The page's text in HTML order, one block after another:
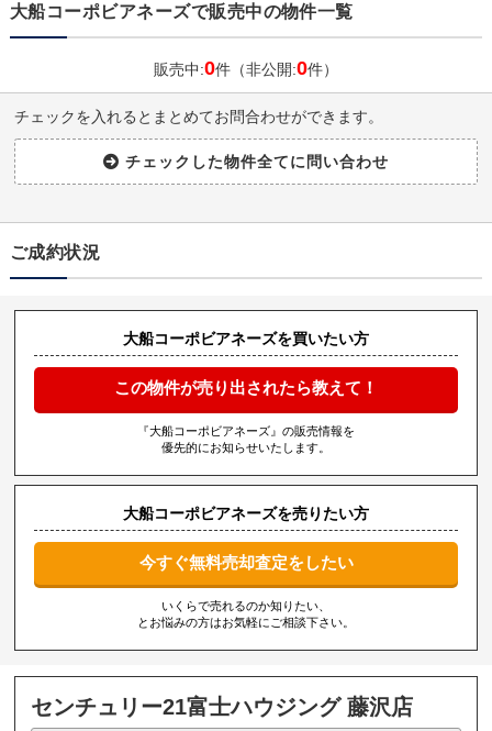
大船コーポビアネーズで販売中の物件一覧
販売中:0件（非公開:0件）
チェックを入れるとまとめてお問合わせができます。
ご成約状況
大船コーポビアネーズを買いたい方
この物件が売り出されたら教えて！
『大船コーポビアネーズ』の販売情報を
優先的にお知らせいたします。
大船コーポビアネーズを売りたい方
今すぐ無料売却査定をしたい
いくらで売れるのか知りたい、
とお悩みの方はお気軽にご相談下さい。
センチュリー21富士ハウジング 藤沢店